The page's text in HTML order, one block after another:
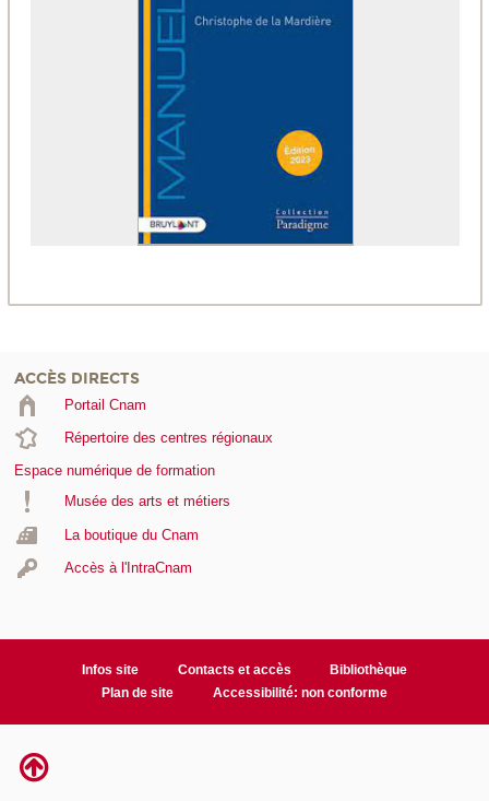
ACCÈS DIRECTS
Portail Cnam
Répertoire des centres régionaux
Espace numérique de formation
Musée des arts et métiers
La boutique du Cnam
Accès à l'IntraCnam
Infos site Contacts et accès
Bibliothèque
Plan de site
Accessibilité: non conforme